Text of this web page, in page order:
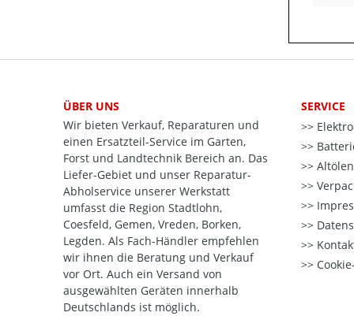
ÜBER UNS
Wir bieten Verkauf, Reparaturen und
einen Ersatzteil-Service im Garten,
Forst und Landtechnik Bereich an. Das
Liefer-Gebiet und unser Reparatur-
Abholservice unserer Werkstatt
umfasst die Region Stadtlohn,
Coesfeld, Gemen, Vreden, Borken,
Legden. Als Fach-Händler empfehlen
wir ihnen die Beratung und Verkauf
vor Ort. Auch ein Versand von
ausgewählten Geräten innerhalb
Deutschlands ist möglich.
SERVICE